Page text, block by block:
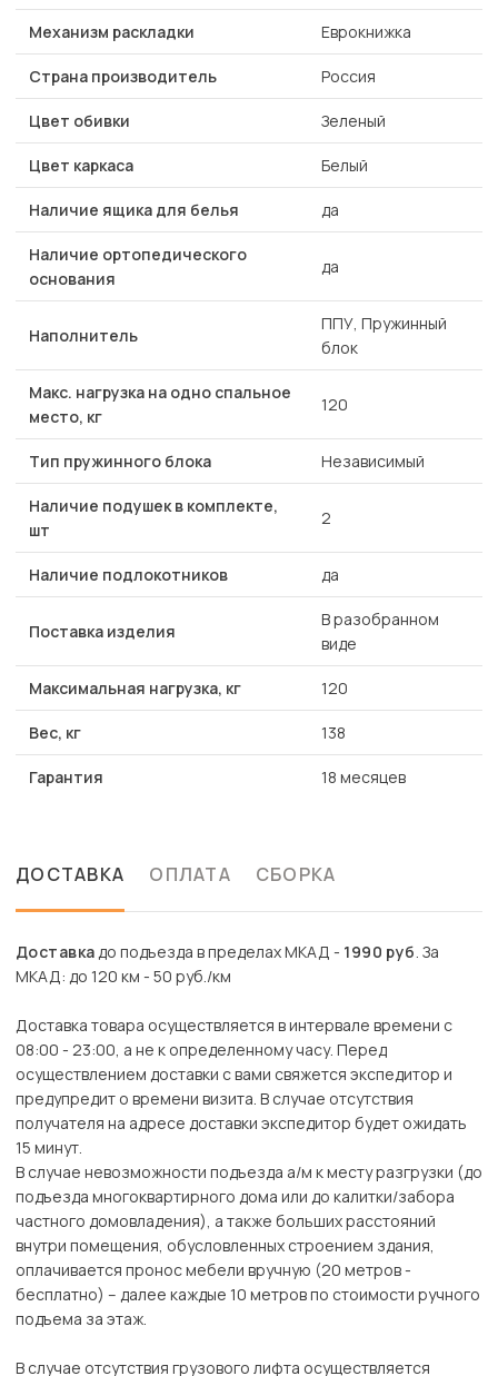
Механизм раскладки Еврокнижка
Страна производитель Россия
Цвет обивки Зеленый
Цвет каркаса Белый
Наличие ящика для белья да
Наличие ортопедического
основания
да
Наполнитель
ППУ, Пружинный
блок
Макс. нагрузка на одно спальное
место, кг
120
Тип пружинного блока Независимый
Наличие подушек в комплекте,
шт
2
Наличие подлокотников да
Поставка изделия
В разобранном
виде
Максимальная нагрузка, кг 120
Вес, кг 138
Гарантия 18 месяцев
ДОСТАВКА ОПЛАТА СБОРКА
Доставкадо подъезда в пределах МКАД - 1990 руб. За
МКАД: до 120 км - 50 руб./км
Доставка товара осуществляется в интервале времени с
08:00 - 23:00, а не к определенному часу. Перед
осуществлением доставки с вами свяжется экспедитор и
предупредит о времени визита. В случае отсутствия
получателя на адресе доставки экспедитор будет ожидать
15 минут.
В случае невозможности подъезда а/м к месту разгрузки (до
подъезда многоквартирного дома или до калитки/забора
частного домовладения), а также больших расстояний
внутри помещения, обусловленных строением здания,
оплачивается пронос мебели вручную (20 метров -
бесплатно) – далее каждые 10 метров по стоимости ручного
подъема за этаж.
В случае отсутствия грузового лифта осуществляется